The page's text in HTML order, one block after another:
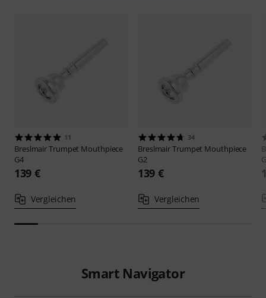
11
BreslmairTrumpet Mouthpiece
G4
139 €
Vergleichen
34
BreslmairTrumpet Mouthpiece
G2
139 €
Vergleichen
Smart Navigator